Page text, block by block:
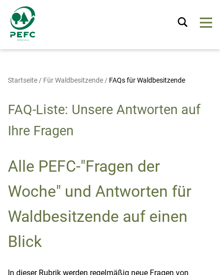
Startseite / Für Waldbesitzende / FAQs für Waldbesitzende
FAQ-Liste: Unsere Antworten auf
Ihre Fragen
Alle PEFC-"Fragen der
Woche" und Antworten für
Waldbesitzende auf einen
Blick
In dieser Rubrik werden regelmäßig neue Fragen von